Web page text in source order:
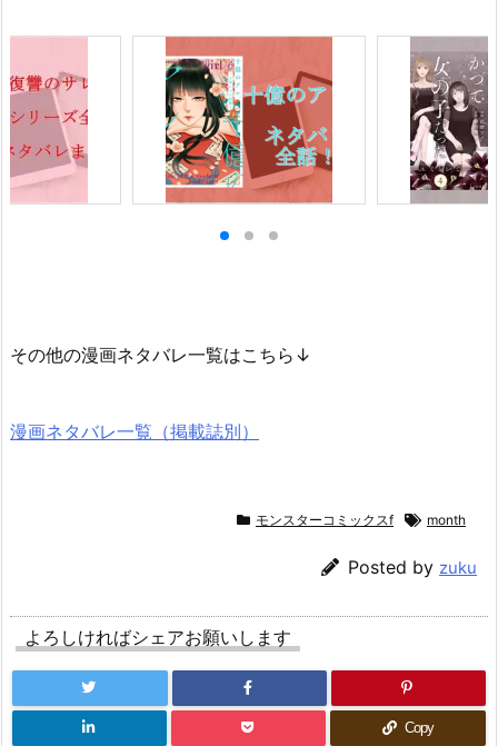
その他の漫画ネタバレ一覧はこちら↓
漫画ネタバレ一覧（掲載誌別）
モンスターコミックスf month
Posted by zuku
よろしければシェアお願いします
Copy